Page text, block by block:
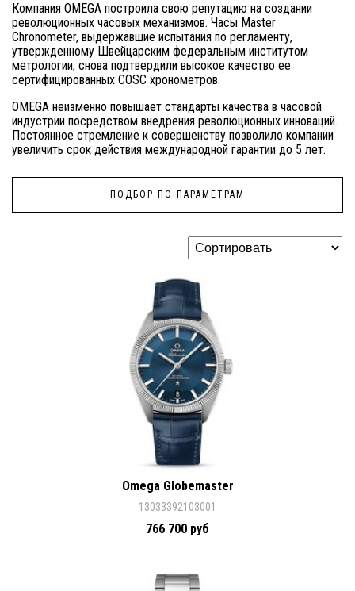
Компания OMEGA построила свою репутацию на создании
революционных часовых механизмов. Часы Master
Chronometer, выдержавшие испытания по регламенту,
утвержденному Швейцарским федеральным институтом
метрологии, снова подтвердили высокое качество ее
сертифицированных COSC хронометров.
OMEGA неизменно повышает стандарты качества в часовой
индустрии посредством внедрения революционных инноваций.
Постоянное стремление к совершенству позволило компании
увеличить срок действия международной гарантии до 5 лет.
ПОДБОР ПО ПАРАМЕТРАМ
Omega Globemaster
13033392103001
766 700 руб